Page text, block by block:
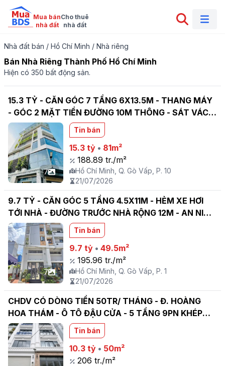
Mua bán
nhà đất
Cho thuê
nhà đất
Nhà đất bán / Hồ Chí Minh / Nhà riêng
Bán Nhà Riêng Thành Phố Hồ Chí Minh
Hiện có 350 bất động sản.
15.3 TỶ - CĂN GÓC 7 TẦNG 6X13.5M - THANG MÁY
- GÓC 2 MẶT TIỀN ĐƯỜNG 10M THÔNG - SÁT VÁCH
CITYLAND NGUYỄN VĂN LƯỢNG - PHƯỜNG 10 GÒ
VẤP
7
Tin bán
15.3 tỷ • 81m²
188.89 tr./m²
Hồ Chí Minh, Q. Gò Vấp, P. 10
21/07/2026
9.7 TỶ - CĂN GÓC 5 TẦNG 4.5X11M - HẺM XE HƠI
TỚI NHÀ - ĐƯỜNG TRƯỚC NHÀ RỘNG 12M - AN NINH
DÂN TRÍ - LÊ QUANG ĐỊNH - PHƯỜNG 1 GÒ VẤP -
LIỀN KỀ BÌNH THẠNH - PHÚ NHUẬN
7
Tin bán
9.7 tỷ •49.5m²
195.96 tr./m²
Hồ Chí Minh, Q. Gò Vấp, P. 1
21/07/2026
CHDV CÓ DÒNG TIỀN 50TR/ THÁNG - Đ. HOÀNG
HOA THÁM - Ô TÔ ĐẬU CỬA - 5 TẦNG 9PN KHÉP
KÍN, ĐANG CHO THUÊ FULL - 50M2 VUÔNG VỨC
HOÀN CÔNG ĐỦ - 10.3 TỶ TL
Tin bán
10.3 tỷ • 50m²
206 tr./m²